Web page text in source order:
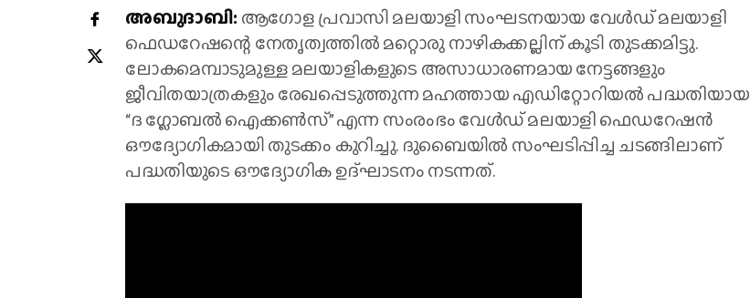
അബുദാബി: ആഗോള പ്രവാസി മലയാളി സംഘടനയായ വേൾഡ് മലയാളി
ഫെഡറേഷന്റെ നേതൃത്വത്തിൽ മറ്റൊരു നാഴികക്കല്ലിന് കൂടി തുടക്കമിട്ടു.
ലോകമെമ്പാടുമുള്ള മലയാളികളുടെ അസാധാരണമായ നേട്ടങ്ങളും
ജീവിതയാത്രകളും രേഖപ്പെടുത്തുന്ന മഹത്തായ എഡിറ്റോറിയൽ പദ്ധതിയായ
“ദ ഗ്ലോബൽ ഐക്കൺസ്” എന്ന സംരംഭം വേൾഡ് മലയാളി ഫെഡറേഷൻ
ഔദ്യോഗികമായി തുടക്കം കുറിച്ചു. ദുബൈയിൽ സംഘടിപ്പിച്ച ചടങ്ങിലാണ്
പദ്ധതിയുടെ ഔദ്യോഗിക ഉദ്ഘാടനം നടന്നത്.